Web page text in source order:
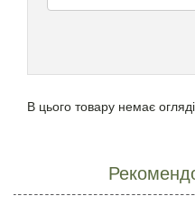
В цього товару немає